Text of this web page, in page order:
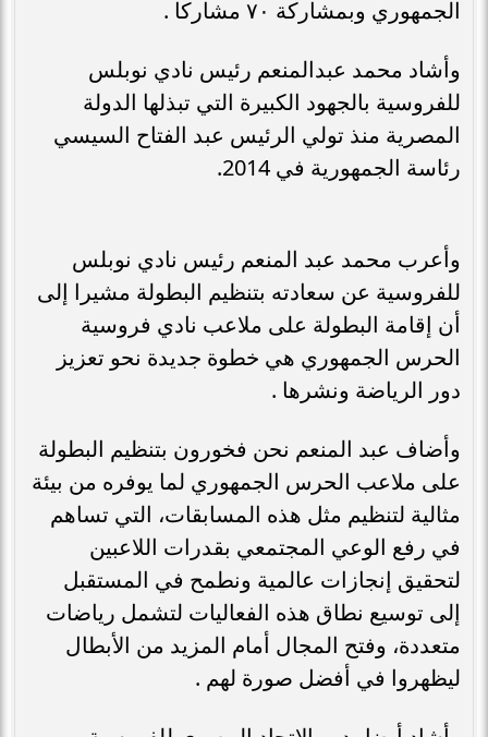
الجمهوري وبمشاركة ٧٠ مشاركا .
وأشاد محمد عبدالمنعم رئيس نادي نوبلس
للفروسية بالجهود الكبيرة التي تبذلها الدولة
المصرية منذ تولي الرئيس عبد الفتاح السيسي
رئاسة الجمهورية في 2014.
وأعرب محمد عبد المنعم رئيس نادي نوبلس
للفروسية عن سعادته بتنظيم البطولة مشيرا إلى
أن إقامة البطولة على ملاعب نادي فروسية
الحرس الجمهوري هي خطوة جديدة نحو تعزيز
دور الرياضة ونشرها .
وأضاف عبد المنعم نحن فخورون بتنظيم البطولة
على ملاعب الحرس الجمهوري لما يوفره من بيئة
مثالية لتنظيم مثل هذه المسابقات، التي تساهم
في رفع الوعي المجتمعي بقدرات اللاعبين
لتحقيق إنجازات عالمية ونطمح في المستقبل
إلى توسيع نطاق هذه الفعاليات لتشمل رياضات
متعددة، وفتح المجال أمام المزيد من الأبطال
ليظهروا في أفضل صورة لهم .